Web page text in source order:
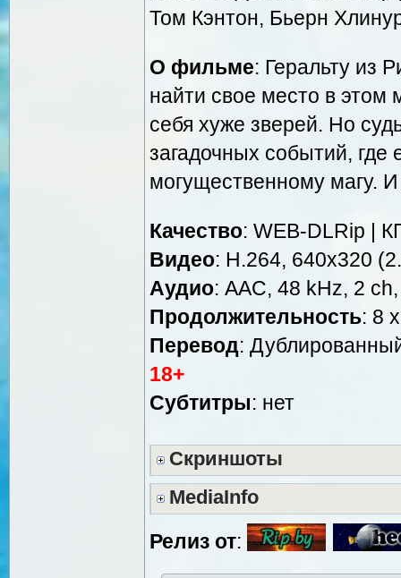
Том Кэнтон, Бьерн
О фильме: Геральту из
найти свое место в этом
себя хуже зверей. Но
загадочных событий, где
могущественному магу.
Качество: WEB-DLRip |
Видео: Н.264, 640x320
Аудио: AAC, 48 kHz, 2
Продолжительность: 8
Перевод:
18+
Cубтитры: нет
Скриншоты
MediaInfo
Релиз от: